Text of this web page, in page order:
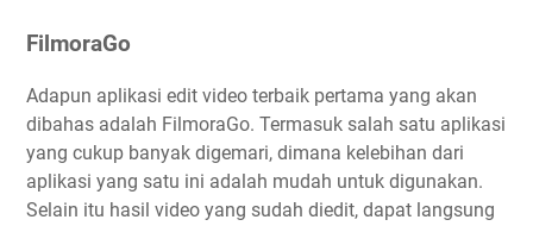
FilmoraGo
Adapun aplikasi edit video terbaik pertama yang akan
dibahas adalah FilmoraGo. Termasuk salah satu aplikasi
yang cukup banyak digemari, dimana kelebihan dari
aplikasi yang satu ini adalah mudah untuk digunakan.
Selain itu hasil video yang sudah diedit, dapat langsung